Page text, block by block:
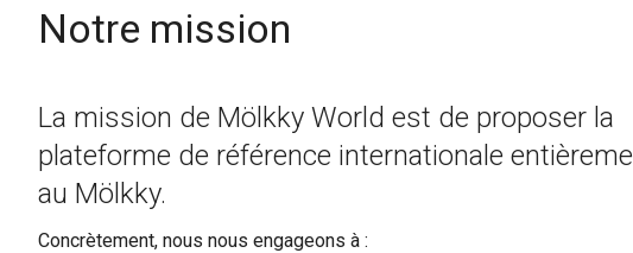
Notre mission
La mission de Mölkky World est de proposer la
plateforme de référence internationale
au Mölkky.
Concrètement, nous nous engageons à :